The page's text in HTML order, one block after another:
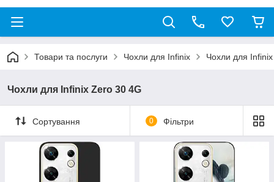
Товари та послуги Чохли для Infinix Чохли для
Чохли для Infinix Zero 30 4G
Сортування 0 Фільтри